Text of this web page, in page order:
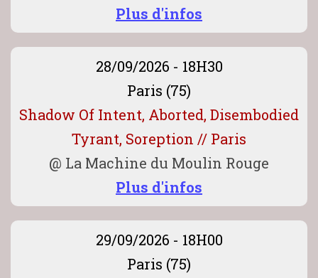
Plus d'infos
28/09/2026 - 18H30
Paris (75)
Shadow Of Intent, Aborted, Disembodied
Tyrant, Soreption // Paris
@ La Machine du Moulin Rouge
Plus d'infos
29/09/2026 - 18H00
Paris (75)